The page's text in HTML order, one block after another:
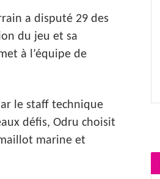
a disputé 29 des
du jeu et sa
à l’équipe de
le staff technique
défis, Odru choisit
marine et